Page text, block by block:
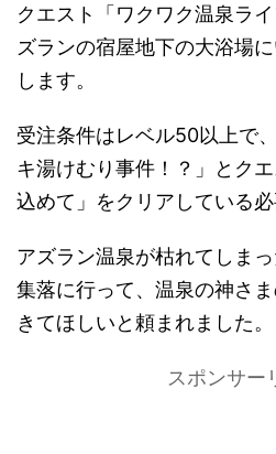
クエスト「ワクワク温泉ラ
ズランの宿屋地下の大浴場
します。
受注条件はレベル50以上で
キ湯けむり事件！？」とク
込めて」をクリアしている必
アズラン温泉が枯れてしま
集落に行って、温泉の神さ
きてほしいと頼まれました。
スポンサー